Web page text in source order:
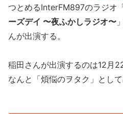
つとめるInterFM897のラジオ
ーズデイ 〜夜ふかしラジオ〜
んが出演する。
稲田さんが出演するのは12月
なんと「煩悩のヲタク」として